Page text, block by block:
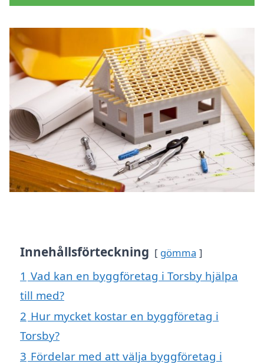
Innehållsförteckning gömma
1 Vad kan en byggföretag i Torsby hjälpa
till med?
2 Hur mycket kostar en byggföretag i
Torsby?
3 Fördelar med att välja byggföretag i